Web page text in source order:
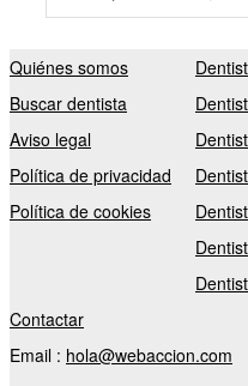
Quiénes somos
Buscar dentista
Aviso legal
Política de privacidad
Política de cookies
Contactar
Email : hola@webaccion.com